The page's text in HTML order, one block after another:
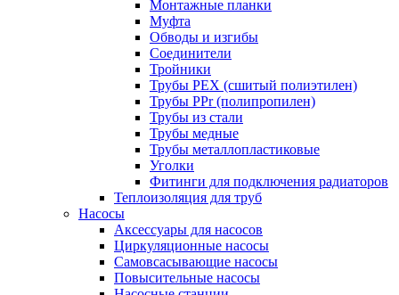
Монтажные планки
Муфта
Обводы и изгибы
Соединители
Тройники
Трубы PEX (сшитый полиэтилен)
Трубы PPr (полипропилен)
Трубы из стали
Трубы медные
Трубы металлопластиковые
Уголки
Фитинги для подключения радиаторов
Теплоизоляция для труб
Насосы
Аксессуары для насосов
Циркуляционные насосы
Самовсасывающие насосы
Повысительные насосы